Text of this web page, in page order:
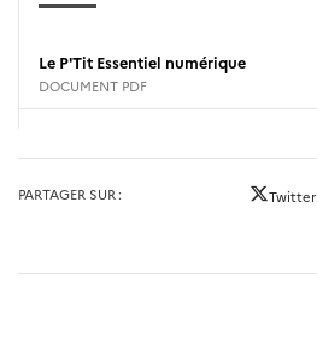
Le P'Tit Essentiel numérique
DOCUMENT PDF
PARTAGER SUR Twitter